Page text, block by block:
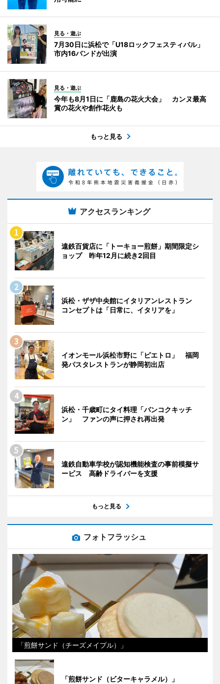
見る・遊ぶ
7月30日に浜松で「U18ロックフェスティバル」
市内16バンドが出演
見る・遊ぶ
今年も8月1日に「鹿島の花火大会」 カンヌ最高
賞の花火や創作花火も
もっと見る
アクセスランキング
遠鉄百貨店に「トーキョー煎餅」期間限定シ
ョップ 昨年12月に続き2回目
浜松・ザザ中央館にイタリアンレストラン
コンセプトは「日常に、イタリアを」
イオンモール浜松市野に「ピエトロ」 福岡
発パスタレストランが静岡初出店
浜松・千歳町にタイ料理「バンコクキッチ
ン」 ファンの声に押され再出発
遠鉄自動車学校が認知機能検査の事前模擬サ
ービス 高齢ドライバーを支援
もっと見る
フォトフラッシュ
「煎餅サンド（チーズメイプル）」
「煎餅サンド（ビターキャラメル）」